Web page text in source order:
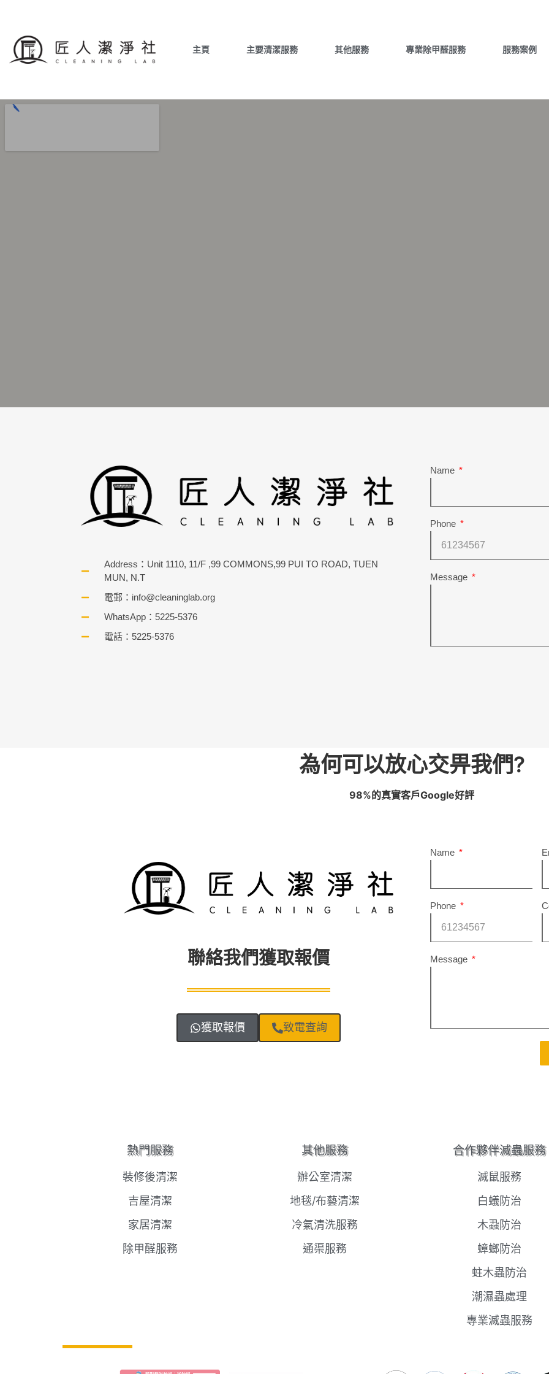
主頁 主要清潔服務 其他服務 專業除甲醛服務 服務案例
Address：Unit 1110, 11/F ,99 COMMONS,99 PUI TO ROAD, TUEN
MUN, N.T
電郵： info@cleaninglab.org
WhatsApp：5225-5376
電話：5225-5376
Name
Phone
Message
為何可以放心交畀我們?
98%的真實客戶Google好評
聯絡我們獲取報價
獲取報價 致電查詢
Name
Phone
Message
熱門服務
裝修後清潔
吉屋清潔
家居清潔
除甲醛服務
其他服務
辦公室清潔
地毯/布藝清潔
冷氣清洗服務
通渠服務
合作夥伴滅蟲服務
滅鼠服務
白蟻防治
木蝨防治
蟑螂防治
蛀木蟲防治
潮濕蟲處理
專業滅蟲服務